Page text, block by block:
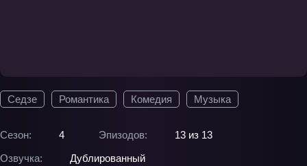
Седзе Романтика Комедия Музыка
Сезон: 4 Эпизодов:
13 из 13
Озвучка:
Дублированный